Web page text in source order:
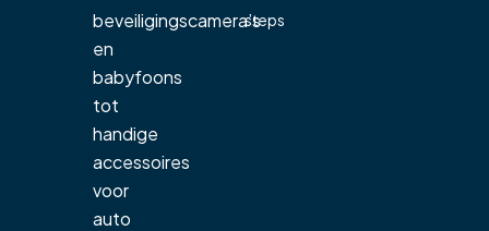
beveiligingscamera’s
en
babyfoons
tot
handige
accessoires
voor
auto
steps